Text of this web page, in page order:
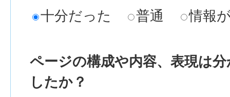
十分だった
普通 情報
ページの構成や内容、表現は
したか？